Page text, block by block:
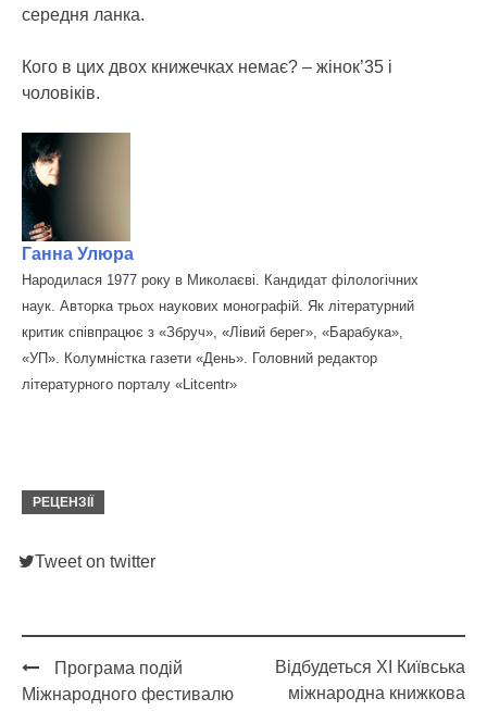
середня ланка.
Кого в цих двох книжечках немає? – жінок’35 і
чоловіків.
Ганна Улюра
Народилася 1977 року в Миколаєві. Кандидат філологічних
наук. Авторка трьох наукових монографій. Як літературний
критик співпрацює з «Збруч», «Лівий берег», «Барабука»,
«УП». Колумністка газети «День». Головний редактор
літературного порталу «Litcentr»
РЕЦЕНЗІЇ
Tweet on twitter
Post
Програма подій
Міжнародного фестивалю
Відбудеться XI Київська
міжнародна книжкова